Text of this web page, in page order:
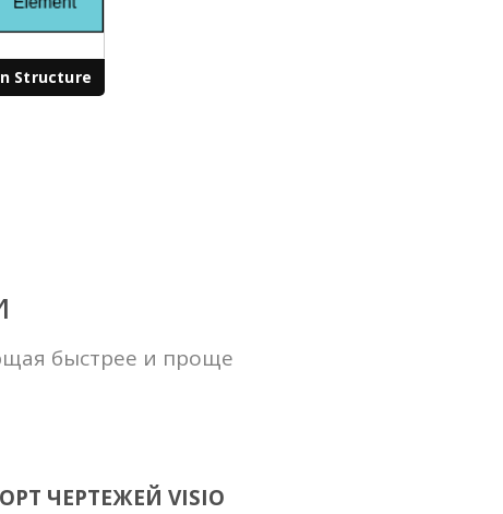
Structure
быстрее и проще
ЧЕРТЕЖЕЙ VISIO